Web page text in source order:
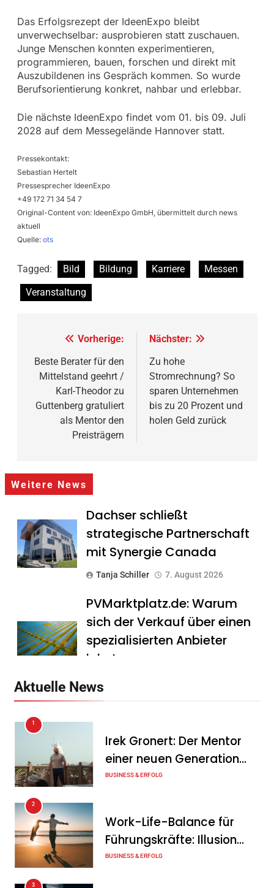
Das Erfolgsrezept der IdeenExpo bleibt
unverwechselbar: ausprobieren statt zuschauen.
Junge Menschen konnten experimentieren,
programmieren, bauen, forschen und direkt mit
Auszubildenen ins Gespräch kommen. So wurde
Berufsorientierung konkret, nahbar und erlebbar.
Die nächste IdeenExpo findet vom 01. bis 09. Juli
2028 auf dem Messegelände Hannover statt.
Pressekontakt:
Sebastian Hertelt
Pressesprecher IdeenExpo
+49 172 71 34 54 7
Original-Content von: IdeenExpo GmbH, übermittelt durch news
aktuell
Quelle: ots
Tagged: Bild Bildung Karriere
Messen
Veranstaltung
Beitragsnavigation
Vorherige:
Beste Berater für den
Mittelstand geehrt /
Karl-Theodor zu
Guttenberg gratuliert
als Mentor den
Preisträgern
Nächster:
Zu hohe
Stromrechnung? So
sparen Unternehmen
bis zu 20 Prozent und
holen Geld zurück
Weitere News
Dachser schließt
strategische Partnerschaft
mit Synergie Canada
Tanja Schiller 7. August 2026
PVMarktplatz.de: Warum
sich der Verkauf über einen
spezialisierten Anbieter
lohnt
Mitarbeitergespräch pro
Jahr nichts verändert – und
was stattdessen
Verbindlichkeit schafft
Tanja Schiller 7. August 2026
Wenn jede Minute zählt: Wie
Onboard-Kurier-Spezialist
Aktuelle News
1
Irek Gronert: Der Mentor
einer neuen Generation
von Unternehmern
BUSINESS & ERFOLG
2
Work-Life-Balance für
Führungskräfte: Illusion
oder echte Chance?
BUSINESS & ERFOLG
3